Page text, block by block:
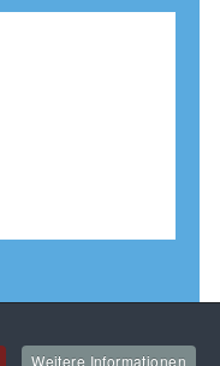
Weitere Informationen